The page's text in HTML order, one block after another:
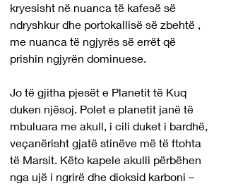
kryesisht në nuanca të kafesë së
ndryshkur dhe portokallisë së zbehtë ,
me nuanca të ngjyrës së errët që
prishin ngjyrën dominuese.
Jo të gjitha pjesët e Planetit të Kuq
duken njësoj. Polet e planetit janë të
mbuluara me akull, i cili duket i bardhë,
veçanërisht gjatë stinëve më të ftohta
të Marsit. Këto kapele akulli përbëhen
nga ujë i ngrirë dhe dioksid karboni –